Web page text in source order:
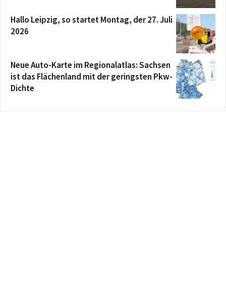
Hallo Leipzig, so startet Montag, der 27. Juli
2026
Neue Auto-Karte im Regionalatlas: Sachsen
ist das Flächenland mit der geringsten Pkw-
Dichte